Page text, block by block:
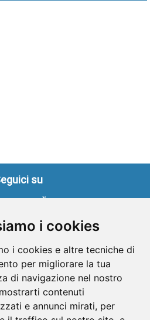
i cookies
i cookies e altre tecniche di
per migliorare la tua
di navigazione nel nostro
contenuti
e annunci mirati, per
su
PALINSESTO DIRETTA TV
DIRETTA RADIO
HITRADIO
Media 2005-2026
- P.I.00496230541 -